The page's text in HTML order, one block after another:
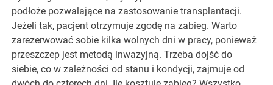
podłoże pozwalające na zastosowanie transplantacji.
Jeżeli tak, pacjent otrzymuje zgodę na zabieg. Warto
zarezerwować sobie kilka wolnych dni w pracy, ponieważ
przeszczep jest metodą inwazyjną. Trzeba dojść do
siebie, co w zależności od stanu i kondycji, zajmuje od